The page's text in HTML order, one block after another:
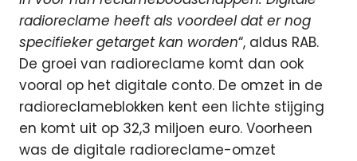
radioreclame heeft als voordeel dat er nog
specifieker getarget kan worden“, aldus RAB.
De groei van radioreclame komt dan ook
vooral op het digitale conto. De omzet in de
radioreclameblokken kent een lichte stijging
en komt uit op 32,3 miljoen euro. Voorheen
was de digitale radioreclame-omzet